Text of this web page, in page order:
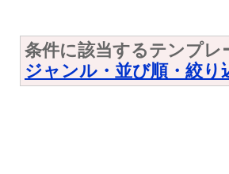
条件に該当するテンプ
ジャンル・並び順・絞